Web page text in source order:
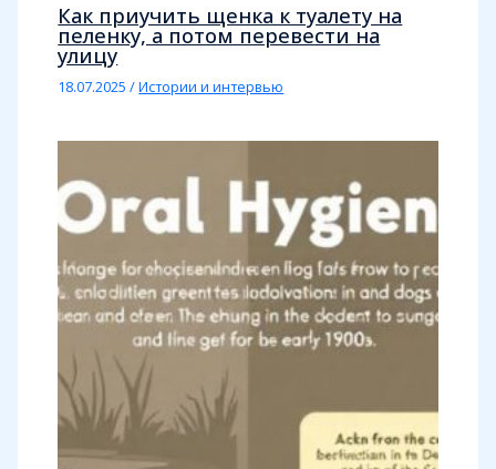
Как приучить щенка к туалету на
пеленку, а потом перевести на
улицу
18.07.2025/Истории и интервью